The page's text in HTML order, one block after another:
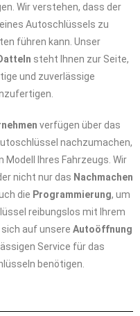
Wir verstehen, dass der
Autoschlüssels zu
führen kann. Unser
steht Ihnen zur Seite,
und zuverlässige
verfügen über das
nachzumachen,
Modell Ihres Fahrzeugs. Wir
nicht nur das Nachmachen
die Programmierung, um
reibungslos mit Ihrem
auf unsere Autoöffnung
Service für das
benötigen.